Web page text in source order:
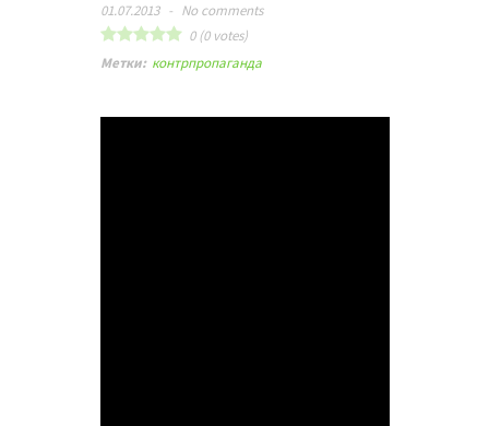
01.07.2013 - No comments
0(0votes)
Метки: контрпропаганда